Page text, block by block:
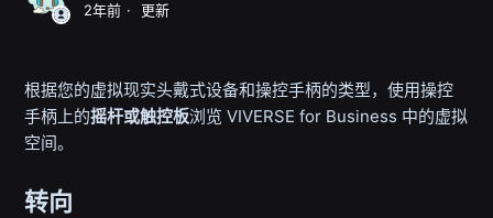
2年前 更新
根据您的虚拟现实头戴式设备和操控手柄的类型，使用操控
手柄上的摇杆或触控板浏览VIVERSE for Business 中的虚拟
空间。
转向